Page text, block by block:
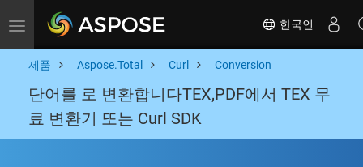
Toggle navigation 한국인
제품 Aspose.Total Curl Conversion
단어를 로 변환합니다TEX,PDF에서 TEX 무
료 변환기 또는 Curl SDK